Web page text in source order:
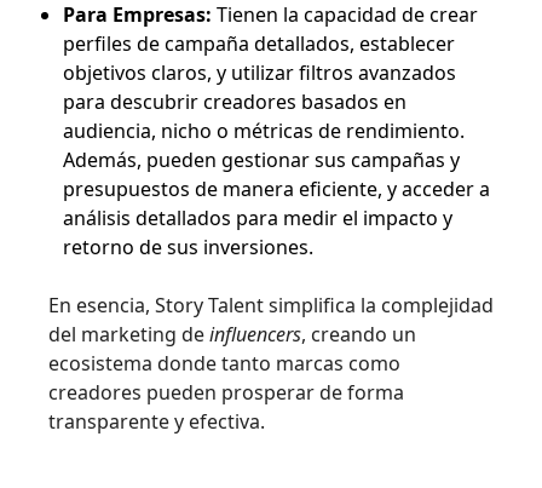
Para Empresas: Tienen la capacidad de crear
perfiles de campaña detallados, establecer
objetivos claros, y utilizar filtros avanzados
para descubrir creadores basados en
audiencia, nicho o métricas de rendimiento.
Además, pueden gestionar sus campañas y
presupuestos de manera eficiente, y acceder a
análisis detallados para medir el impacto y
retorno de sus inversiones.
En esencia, Story Talent simplifica la complejidad
del marketing deinfluencers, creando un
ecosistema donde tanto marcas como
creadores pueden prosperar de forma
transparente y efectiva.